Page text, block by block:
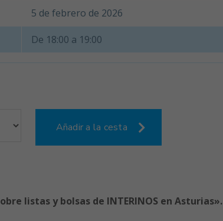
5 de febrero de 2026
De 18:00 a 19:00
Añadir a la cesta
listas y bolsas de INTERINOS en Asturias».